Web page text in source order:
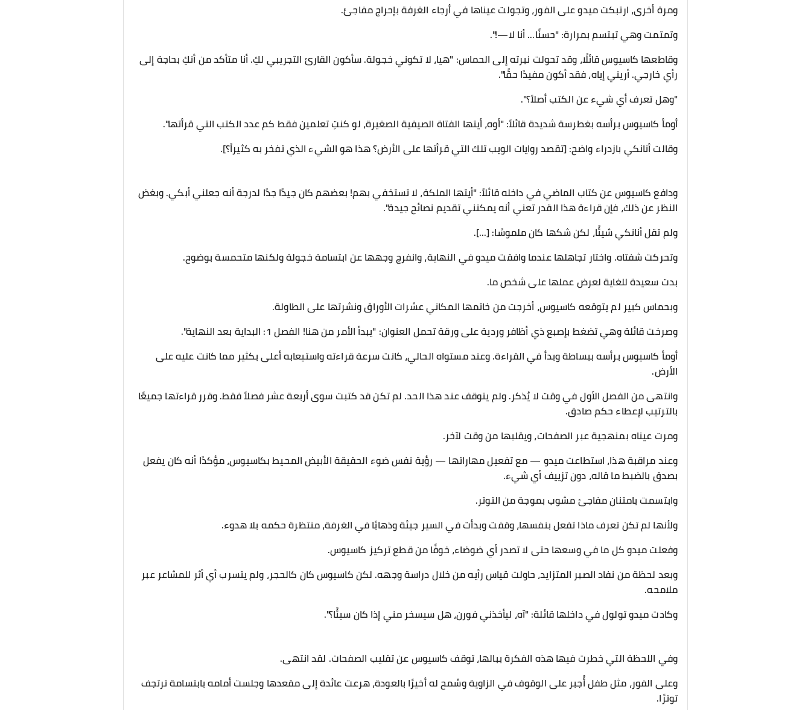
ومرة أخرى، ارتبكت ميدو على الفور، وتجولت عيناها في أرجاء الغرفة بإحراج مفاجئ.
وتمتمت وهي تبتسم بمرارة: "حسنًا... أنا لا—!".
وقاطعها كاسيوس قائلًا، وقد تحولت نبرته إلى الحماس: "هيا، لا تكوني خجولة. سأكون القارئ التجريبي لكِ. أنا متأكد من أنكِ بحاجة إلى
رأي خارجي. أريني إياه، فقد أكون مفيدًا حقًا".
"وهل تعرف أي شيء عن الكتب أصلاً؟".
أومأ كاسيوس برأسه بغطرسة شديدة قائلاً: "أوه، أيتها الفتاة الصيفية الصغيرة، لو كنتِ تعلمين فقط كم عدد الكتب التي قرأتها".
وقالت أنانكي بازدراء واضح: [تقصد روايات الويب تلك التي قرأتها على الأرض؟ هذا هو الشيء الذي تفخر به كثيراً؟].
ودافع كاسيوس عن كتاب الماضي في داخله قائلاً: "أيتها الملكة، لا تستخفي بهم! بعضهم كان جيدًا جدًا لدرجة أنه جعلني أبكي. وبغض
النظر عن ذلك، فإن قراءة هذا القدر تعني أنه يمكنني تقديم نصائح جيدة".
ولم تقل أنانكي شيئًا، لكن شكها كان ملموسًا: [...].
وتحركت شفتاه. واختار تجاهلها عندما وافقت ميدو في النهاية، وانفرج وجهها عن ابتسامة خجولة ولكنها متحمسة بوضوح.
بدت سعيدة للغاية لعرض عملها على شخص ما.
وبحماس كبير لم يتوقعه كاسيوس، أخرجت من خاتمها المكاني عشرات الأوراق ونشرتها على الطاولة.
وصرخت قائلة وهي تضغط بإصبع ذي أظافر وردية على ورقة تحمل العنوان: "يبدأ الأمر من هنا! الفصل 1: البداية بعد النهاية".
أومأ كاسيوس برأسه ببساطة وبدأ في القراءة. وعند مستواه الحالي، كانت سرعة قراءته واستيعابه أعلى بكثير مما كانت عليه على
الأرض.
وانتهى من الفصل الأول في وقت لا يُذكر. ولم يتوقف عند هذا الحد. لم تكن قد كتبت سوى أربعة عشر فصلاً فقط. وقرر قراءتها جميعًا
بالترتيب لإعطاء حكم صادق.
ومرت عيناه بمنهجية عبر الصفحات، ويقلبها من وقت لآخر.
وعند مراقبة هذا، استطاعت ميدو — مع تفعيل مهاراتها — رؤية نفس ضوء الحقيقة الأبيض المحيط بكاسيوس، مؤكدًا أنه كان يفعل
بصدق بالضبط ما قاله، دون تزييف أي شيء.
وابتسمت بامتنان مفاجئ مشوب بموجة من التوتر.
ولأنها لم تكن تعرف ماذا تفعل بنفسها، وقفت وبدأت في السير جيئة وذهابًا في الغرفة، منتظرة حكمه بلا هدوء.
وفعلت ميدو كل ما في وسعها حتى لا تصدر أي ضوضاء، خوفًا من قطع تركيز كاسيوس.
وبعد لحظة من نفاد الصبر المتزايد، حاولت قياس رأيه من خلال دراسة وجهه. لكن كاسيوس كان كالحجر، ولم يتسرب أي أثر للمشاعر عبر
ملامحه.
وكادت ميدو تولول في داخلها قائلة: "آه، ليأخذني فورن، هل سيسخر مني إذا كان سيئًا؟".
وفي اللحظة التي خطرت فيها هذه الفكرة ببالها، توقف كاسيوس عن تقليب الصفحات. لقد انتهى.
وعلى الفور، مثل طفل أُجبر على الوقوف في الزاوية وسُمح له أخيرًا بالعودة، هرعت عائدة إلى مقعدها وجلست أمامه بابتسامة ترتجف
توترًا.